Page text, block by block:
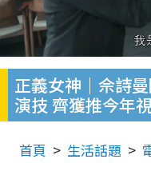
正義女神｜佘詩
演技 齊獲推今年
首頁 生活話題